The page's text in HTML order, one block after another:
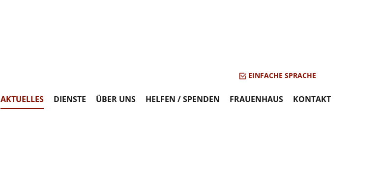
EINFACHE SPRACHE
AKTUELLES DIENSTE ÜBER UNS HELFEN / SPENDEN FRAUENHAUS KONTAKT